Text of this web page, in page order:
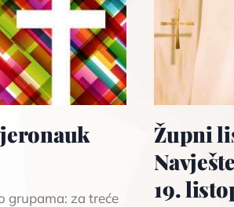
grupama: za treće
Župni
19.